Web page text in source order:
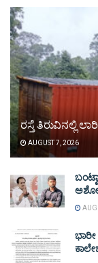
ರಸ್ತೆ ತಿರುವಿನಲ್ಲಿ
AUGUST 7, 2026